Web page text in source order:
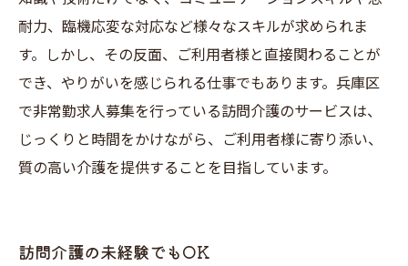
耐力、臨機応変な対応など様々なスキルが求められま
す。しかし、その反面、ご利用者様と直接関わることが
でき、やりがいを感じられる仕事でもあります。兵庫区
で非常勤求人募集を行っている訪問介護のサービスは、
じっくりと時間をかけながら、ご利用者様に寄り添い、
質の高い介護を提供することを目指しています。
訪問介護の未経験でもOK